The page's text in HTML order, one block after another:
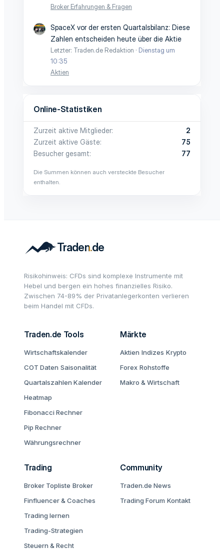
Broker Erfahrungen & Fragen
SpaceX vor der ersten Quartalsbilanz: Diese
Zahlen entscheiden heute über die Aktie
Letzter: Traden.de Redaktion
Dienstag um
10:35
Aktien
Online-Statistiken
Zurzeit aktive Mitglieder
2
Zurzeit aktive Gäste
75
Besucher gesamt
77
Die Summen können auch versteckte Besucher
enthalten.
Risikohinweis: CFDs sind komplexe Instrumente mit
Hebel und bergen ein hohes finanzielles Risiko.
Zwischen 74-89% der Privatanlegerkonten verlieren
beim Handel mit CFDs.
Traden.de Tools
Wirtschaftskalender
COT Daten Saisonalität
Quartalszahlen Kalender
Heatmap
Fibonacci Rechner
Pip Rechner
Währungsrechner
Märkte
Aktien Indizes Krypto
Forex Rohstoffe
Makro & Wirtschaft
Trading
Broker Topliste Broker
Finfluencer & Coaches
Trading lernen
Trading-Strategien
Steuern & Recht
Community
Traden.de News
Trading Forum Kontakt